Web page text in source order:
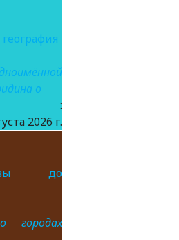
о
:
2026 г.
до
городах